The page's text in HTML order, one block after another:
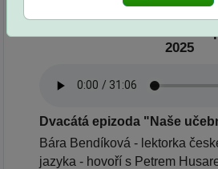
2025
Dvacátá epizoda "Naše
Bára Bendíková - lektorka
jazyka - hovoří s Petrem